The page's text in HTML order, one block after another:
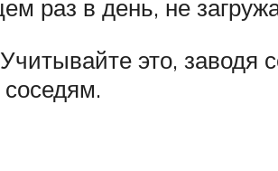
раз в день, не
это, заводя